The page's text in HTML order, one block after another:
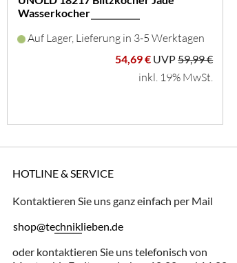
Wasserkocher
Auf Lager, Lieferung in 3-5 Werktagen
54,69 € UVP59,99 €
inkl. 19% MwSt.
HOTLINE & SERVICE
Kontaktieren Sie uns ganz einfach per Mail
shop@techniklieben.de
oder kontaktieren Sie uns telefonisch von